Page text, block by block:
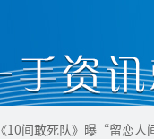
《10间敢死队》曝“留恋